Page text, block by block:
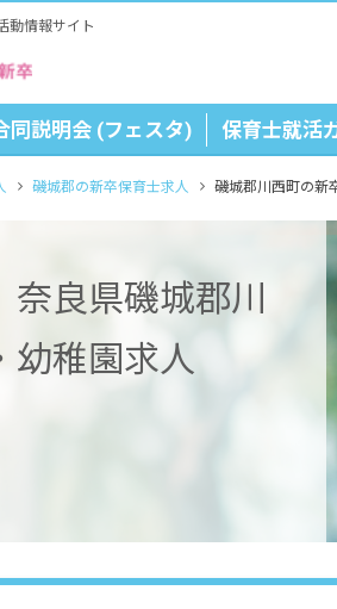
動情報サイト
同説明会 (フェスタ) 保育士就活
磯城郡の新卒保育士求人 磯城郡川西町の新
良県磯城郡川
幼稚園求人